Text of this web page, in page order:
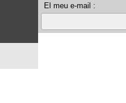
El meu e-mail :